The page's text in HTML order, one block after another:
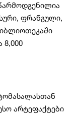
ფრანგული,
8,000
არტეფაქტები